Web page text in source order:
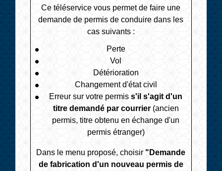
Ce téléservice vous permet de faire une
demande de permis de conduire dans les
cas suivants :
Perte
Vol
Détérioration
Changement d'état civil
Erreur sur votre permiss'il s'agit d'un
titre demandé par courrier(ancien
permis, titre obtenu en échange d'un
permis étranger)
Dans le menu proposé, choisir "Demande
de fabrication d'un nouveau permis de